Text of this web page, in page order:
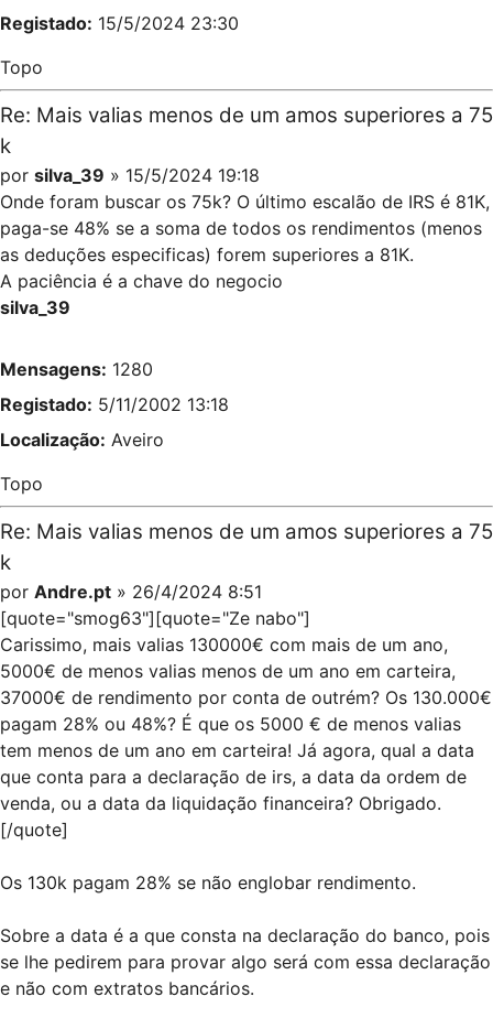
Registado: 15/5/2024 23:30
Topo
Re: Mais valias menos de um amos superiores a 75
k
por silva_39 » 15/5/2024 19:18
Onde foram buscar os 75k? O último escalão de IRS é 81K,
paga-se 48% se a soma de todos os rendimentos (menos
as deduções especificas) forem superiores a 81K.
A paciência é a chave do negocio
silva_39
Mensagens: 1280
Registado: 5/11/2002 13:18
Localização: Aveiro
Topo
Re: Mais valias menos de um amos superiores a 75
k
por Andre.pt » 26/4/2024 8:51
[quote="smog63"][quote="Ze nabo"]
Carissimo, mais valias 130000€ com mais de um ano,
5000€ de menos valias menos de um ano em carteira,
37000€ de rendimento por conta de outrém? Os 130.000€
pagam 28% ou 48%? É que os 5000 € de menos valias
tem menos de um ano em carteira! Já agora, qual a data
que conta para a declaração de irs, a data da ordem de
venda, ou a data da liquidação financeira? Obrigado.
[/quote]
Os 130k pagam 28% se não englobar rendimento.
Sobre a data é a que consta na declaração do banco, pois
se lhe pedirem para provar algo será com essa declaração
e não com extratos bancários.